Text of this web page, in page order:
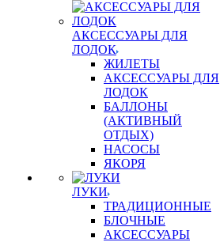
АКСЕССУАРЫ ДЛЯ
ЛОДОК
ЖИЛЕТЫ
АКСЕССУАРЫ ДЛЯ
ЛОДОК
БАЛЛОНЫ
(АКТИВНЫЙ
ОТДЫХ)
НАСОСЫ
ЯКОРЯ
ЛУКИ
ТРАДИЦИОННЫЕ
БЛОЧНЫЕ
АКСЕССУАРЫ